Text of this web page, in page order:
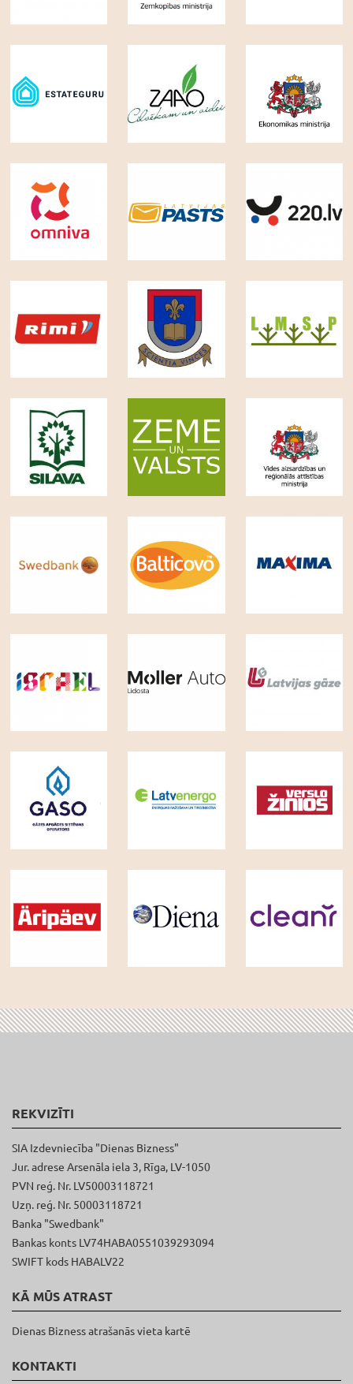
REKVIZĪTI
SIA Izdevniecība "Dienas Bizness"
Jur. adrese Arsenāla iela 3, Rīga, LV-1050
PVN reģ. Nr. LV50003118721
Uzņ. reģ. Nr. 50003118721
Banka "Swedbank"
Bankas konts LV74HABA0551039293094
SWIFT kods HABALV22
KĀ MŪS ATRAST
Dienas Bizness atrašanās vieta kartē
KONTAKTI